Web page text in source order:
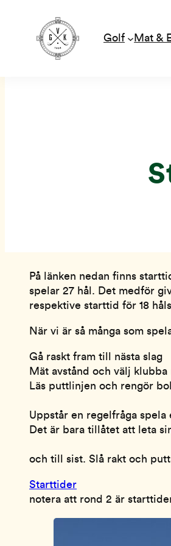
till
Golf Mat &
På länken nedan finns
spelar 27 hål. Det medför
respektive starttid för 18
När vi är så många som
Gå raskt fram till nästa slag
Mät avstånd och välj
Läs puttlinjen och rengör
Uppstår en regelfråga
Det är bara tillåtet att leta
och till sist. Slå rakt och
Starttider
notera att rond 2 är